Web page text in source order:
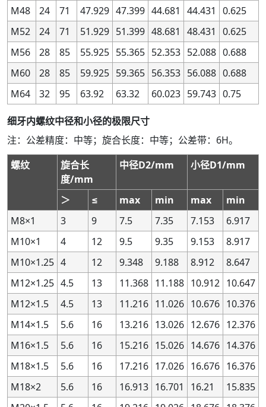
2.8
5.6 0.35 — — — —
—
2.8
5.6 0.35 4H +56 0 +63
0
2.8
5.6 0.35 5G +90 +19 +99
2.8
5.6 0.35 5H +71 0 +80
2.8
5.6 0.35 — — — —
2.8
5.6 0.35 — — — —
2.8
5.6 0.35 —
2.8
5.6 0.35 6G +109 +19
2.8
0.35 — — — —
0.35 7G — — —
—
0.35 7H — — —
2.8
0.35 8G — — —
2.8
0.35 8H — — —
2.8
5.6 — — — —
2.8
5.6 4H +63 0 +90
0
2.8
5.6 0.5 5G +100 +20 +132
2.8
5.6 0.5 5H +80 0 +112
0
2.8
5.6 0.5 — — — —
—
2.8
5.6 0.5 — — — —
—
2.8
5.6 — — — —
—
2.8
6G +120 +20 +160
2.8
5.6 0.35 — — — —
—
2.8
5.6 0.35 4H +56 0 +63
0
2.8
5.6 0.35 5G +90 +19 +99
2.8
5.6 0.35 5H +71 0 +80
2.8
5.6 0.35 — — — —
2.8
5.6 0.35 — — — —
2.8
5.6 0.35 —
2.8
5.6 0.35 6G +109 +19
2.8
0.35 — — — —
0.35 7G — — —
—
0.35 7H — — —
2.8
0.35 8G — — —
2.8
0.35 8H — — —
2.8
5.6 — — — —
2.8
5.6 4H +63 0 +90
0
2.8
5.6 0.5 5G +100 +20 +132
2.8
5.6 0.5 5H +80 0 +112
0
2.8
5.6 0.5 — — — —
—
2.8
5.6 0.5 — — — —
—
2.8
5.6 — — — —
—
2.8
6G +120 +20 +160
M48
24 71 47.929 47.399 44.681 44.431
0.625
M52
24 71 51.929 51.399 48.681 48.431
0.625
M56
28 85 55.925 55.365 52.353 52.088 0.688
M60
28 85 59.925 59.365 56.353 56.088 0.688
M64
32 95 63.92 63.32 60.023 59.743 0.75
细牙内螺纹中径和小径的极限尺寸
注：公差精度：中等；旋合长度：中等；公差带：6H。
螺纹
旋合长
度/mm
中径D2/mm 小径D1/mm
＞ ≤ max min max
min
M8×1
3 9 7.5 7.35 7.153
6.917
M10×1
4 12 9.5 9.35 9.153
8.917
M10×1.25 4 12 9.348 9.188 8.912
8.647
M12×1.25 4.5 13 11.368 11.188 10.912 10.647
M12×1.5
4.5 13 11.216 11.026 10.676 10.376
M14×1.5
5.6 16 13.216 13.026 12.676 12.376
M16×1.5
5.6 16 15.216 15.026 14.676 14.376
M18×1.5
5.6 16 17.216 17.026 16.676 16.376
M18×2
5.6 16 16.913 16.701 16.21
15.835